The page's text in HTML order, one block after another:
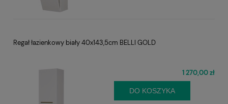
Regał łazienkowy biały 40x143,5cm BELLI GOLD
1 270,00 zł
DO KOSZYKA